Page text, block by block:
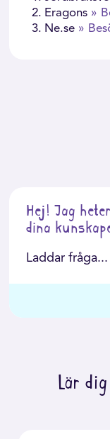
2. Eragons »
3. Ne.se »
Hej! Jag
dina
Laddar fråga...
Lär